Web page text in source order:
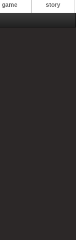
game story